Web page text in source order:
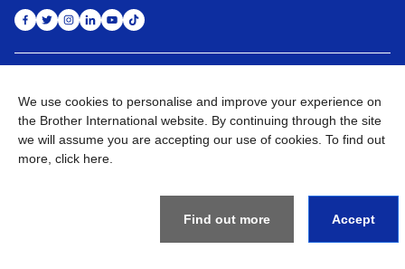
Privacy Policy Ketentuan Penggunaan Site Map Kunjungi Situs Global
©2026BROTHER INTERNATIONAL SALES INDONESIA All
We use cookies to personalise and improve your experience on
the Brother International website. By continuing through the site
we will assume you are accepting our use of cookies. To find out
more, click here
Find out more Accept